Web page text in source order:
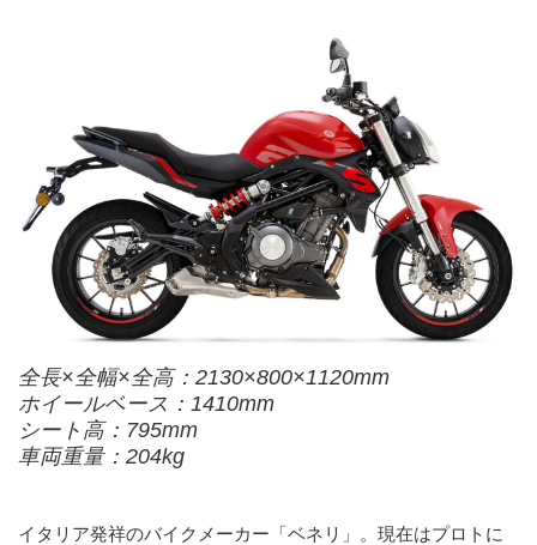
全長×全幅×全高：2130×800×1120mm
ホイールベース：1410mm
シート高：795mm
車両重量：204kg
イタリア発祥のバイクメーカー「ベネリ」。現在はプロトに